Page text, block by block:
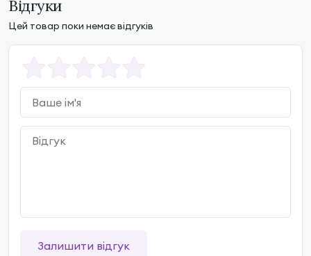
Відгуки
Цей товар поки немає відгуків
Залишити відгук